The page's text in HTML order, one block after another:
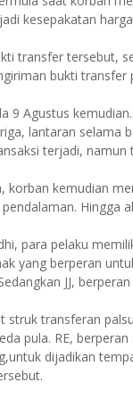
kesepakatan
transfer tersebut,
bukti
9 Agustus
lantaran selama
terjadi, namun
korban kemudian
Hingga
para pelaku
yang berperan
JJ,
struk transferan
pula. RE,
dijadikan